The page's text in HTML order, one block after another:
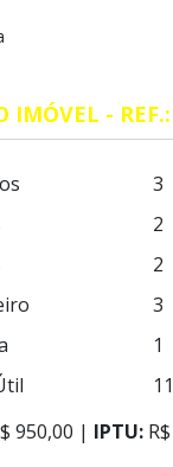
IMÓVEL -
3
2
2
3
1
950,00 | IPTU: